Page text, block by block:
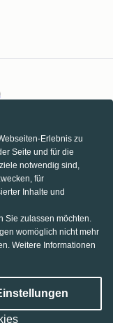
GmbH
Erlebnis zu
Seite und für die
notwendig sind,
für
Inhalte und
Sie zulassen möchten.
womöglich nicht mehr
Weitere Informationen